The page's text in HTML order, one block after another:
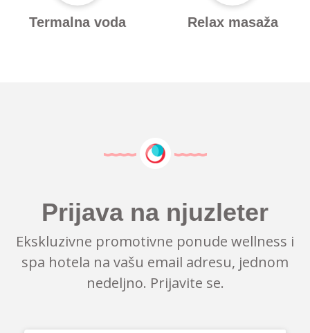
Termalna voda Relax masaža
Prijava na njuzleter
Ekskluzivne promotivne ponude wellness i
spa hotela na vašu email adresu, jednom
nedeljno. Prijavite se.